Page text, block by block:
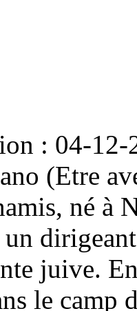
: 04-
(Etre
né à
juive.
le camp